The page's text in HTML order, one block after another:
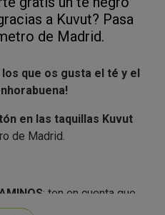
a Kuvut? Pasa
de Madrid.
que os gusta el té y el
en las taquillas Kuvut
de Madrid.
: ten en cuenta que
dentro de tornos